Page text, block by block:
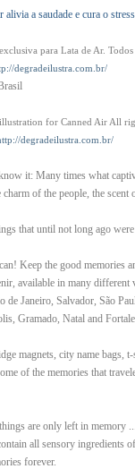
alivia a saudade e cura o
para Lata de Ar. Todos
degradeilustra.com.br/
for Canned Air All
degradeilustra.com.br/
it: Many times what
charm of the people, the scent
that until not long ago
Keep the good memories
available in many
de Janeiro, Salvador, São
Gramado, Natal and
magnets, city name bags,
of the memories that
are only left in memory ...
all sensory ingredients
forever.